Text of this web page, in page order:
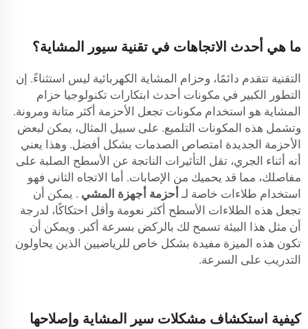
ما هي أحدث الاتجاهات في تقنية سيور المشاية؟
التقنية تتقدم دائمًا، وحزام المشاية الكهربائية ليس استثناءً. إن
التطور الكبير في مكونات أحدث ابتكارات تكنولوجيا حزام
المشاية هو استخدام مكونات تجعل الأحزمة أكثر متانة ومرونة.
وتشمل هذه المكونات التلميع. على سبيل المثال، يمكن لبعض
الأحزمة الجديدة امتصاص الصدمات بشكل أفضل. وهذا يعني
أنه أثناء الجري، تقل التأثيرات الناتجة عن الأسطح الصلبة على
مفاصلك، مما قد يحميك من الإصابات. أما الاتجاه الثاني فهو
استخدام طلاءات خاصة لـ أحزمة أجهزة المشي . يمكن أن
تجعل هذه الطلاءات الأسطح أكثر نعومة وأقل احتكاكًا، لدرجة
أن مثل هذا البيئة تسمح لك بالركض بسرعة أكبر. ويمكن أن
تكون هذه الميزة مفيدة بشكل خاص للرياضيين الذين يحاولون
التدريب على السرعة.
كيفية استكشاف مشكلات سير المشاية وإصلاحها